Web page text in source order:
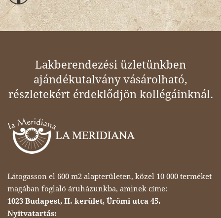
Lakberendezési üzletünkben
ajándékutalvány vásárolható,
részletekért érdeklődjön kollégáinknál.
Látogasson el 600 m2 alapterületen, közel 10 000 terméket
magában foglaló áruházunkba, aminek címe:
1023 Budapest, II. kerület, Ürömi utca 45.
Nyitvatartás: